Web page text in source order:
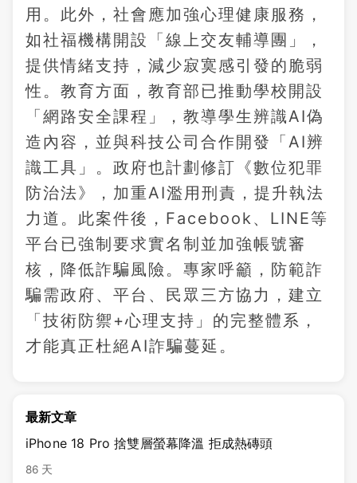
用。此外，社會應加強心理健康服務，
如社福機構開設「線上交友輔導團」，
提供情緒支持，減少寂寞感引發的脆弱
性。教育方面，教育部已推動學校開設
「網路安全課程」，教導學生辨識AI偽
造內容，並與科技公司合作開發「AI辨
識工具」。政府也計劃修訂《數位犯罪
防治法》，加重AI濫用刑責，提升執法
力道。此案件後，Facebook、LINE等
平台已強制要求實名制並加強帳號審
核，降低詐騙風險。專家呼籲，防範詐
騙需政府、平台、民眾三方協力，建立
「技術防禦+心理支持」的完整體系，
才能真正杜絕AI詐騙蔓延。
最新文章
iPhone 18 Pro 捨雙層螢幕降溫 拒成熱磚頭
86 天